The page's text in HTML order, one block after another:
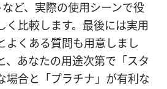
など、実際の使用シーンで役
く比較します。最後には実用
よくある質問も用意しまし
、あなたの用途次第で「スタ
場合と「プラチナ」が有利な